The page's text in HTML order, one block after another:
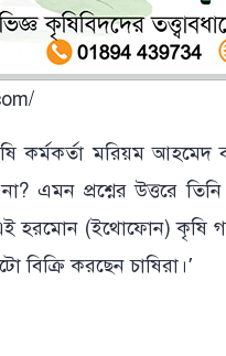
কর্মকর্তা মরিয়ম আহমেদ
না? এমন প্রশ্নের উত্তরে
হরমোন (ইথোফোন) কৃষি
বিক্রি করছেন চাষিরা।’